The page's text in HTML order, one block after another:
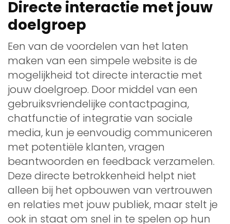
Directe interactie met jouw
doelgroep
Een van de voordelen van het laten
maken van een simpele website is de
mogelijkheid tot directe interactie met
jouw doelgroep. Door middel van een
gebruiksvriendelijke contactpagina,
chatfunctie of integratie van sociale
media, kun je eenvoudig communiceren
met potentiële klanten, vragen
beantwoorden en feedback verzamelen.
Deze directe betrokkenheid helpt niet
alleen bij het opbouwen van vertrouwen
en relaties met jouw publiek, maar stelt je
ook in staat om snel in te spelen op hun